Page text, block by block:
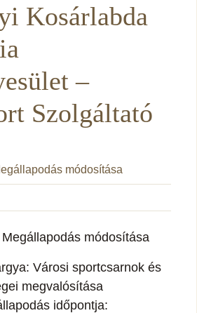
Kosárlabda
–
Szolgáltató
módosítása
módosítása
Városi sportcsarnok és
megvalósítása
időpontja: